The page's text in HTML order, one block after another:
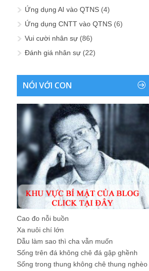
Ứng dụng AI vào QTNS (4)
Ứng dụng CNTT vào QTNS (6)
Vui cười nhân sự (86)
Đánh giá nhân sự (22)
NÓI VỚI CON
Cao đo nỗi buồn
Xa nuôi chí lớn
Dẫu làm sao thì cha vẫn muốn
Sống trên đá không chê đá gập ghềnh
Sống trong thung không chê thung nghèo